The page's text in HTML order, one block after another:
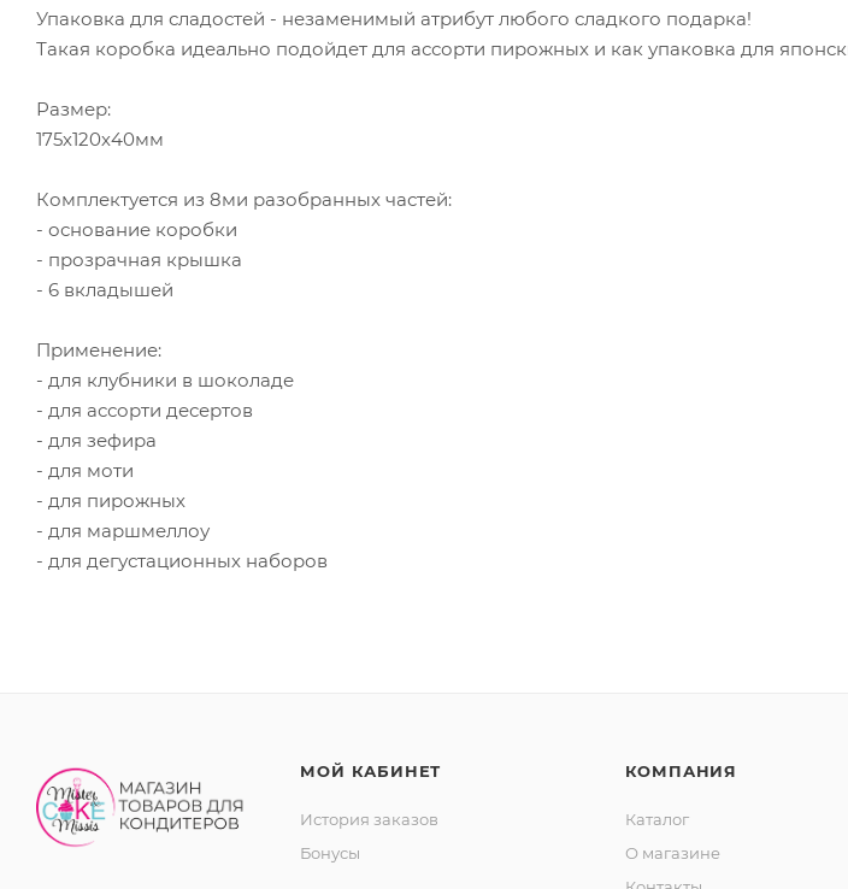
Упаковка для сладостей - незаменимый атрибут любого сладкого подарка!
Такая коробка идеально подойдет для ассорти пирожных и как упаковка для
Размер:
175х120х40мм
Комплектуется из 8ми разобранных частей:
- основание коробки
- прозрачная крышка
- 6 вкладышей
Применение:
- для клубники в шоколаде
- для ассорти десертов
- для зефира
- для моти
- для пирожных
- для маршмеллоу
- для дегустационных наборов
МОЙ КАБИНЕТ
История заказов
Бонусы
КОМПАНИЯ
Каталог
О магазине